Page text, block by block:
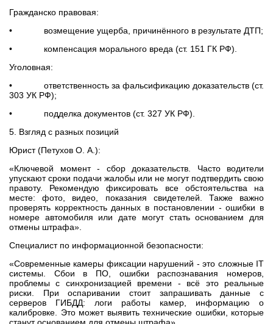
Гражданско правовая:
• возмещение ущерба, причинённого в результате ДТП;
• компенсация морального вреда (ст. 151 ГК РФ).
Уголовная:
• ответственность за фальсификацию доказательств (ст.
303 УК РФ);
• подделка документов (ст. 327 УК РФ).
5. Взгляд с разных позиций
Юрист (Петухов О. А.):
«Ключевой момент - сбор доказательств. Часто водители
упускают сроки подачи жалобы или не могут подтвердить свою
правоту. Рекомендую фиксировать все обстоятельства на
месте: фото, видео, показания свидетелей. Также важно
проверять корректность данных в постановлении - ошибки в
номере автомобиля или дате могут стать основанием для
отмены штрафа».
Специалист по информационной безопасности:
«Современные камеры фиксации нарушений - это сложные IT
системы. Сбои в ПО, ошибки распознавания номеров,
проблемы с синхронизацией времени - всё это реальные
риски. При оспаривании стоит запрашивать данные с
серверов ГИБДД: логи работы камер, информацию о
калибровке. Это может выявить технические ошибки, которые